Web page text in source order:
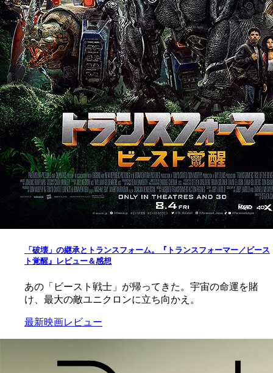
「破壊」の継承とトランスフォーム。『トランスフォーマー／ビース
ト覚醒』レビュー＆感想
あの「ビースト戦士」が帰ってきた。宇宙の命運を賭
け、最大の敵ユニクロンに立ち向かえ。
最新映画レビュー